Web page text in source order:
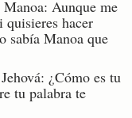
Aunque me
quisieres hacer
sabía Manoa que
¿Cómo es tu
tu palabra te